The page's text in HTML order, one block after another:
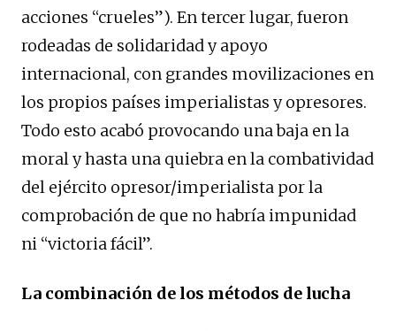
acciones “crueles”). En tercer lugar, fueron
rodeadas de solidaridad y apoyo
internacional, con grandes movilizaciones en
los propios países imperialistas y opresores.
Todo esto acabó provocando una baja en la
moral y hasta una quiebra en la combatividad
del ejército opresor/imperialista por la
comprobación de que no habría impunidad
ni “victoria fácil”.
La combinación de los métodos de lucha